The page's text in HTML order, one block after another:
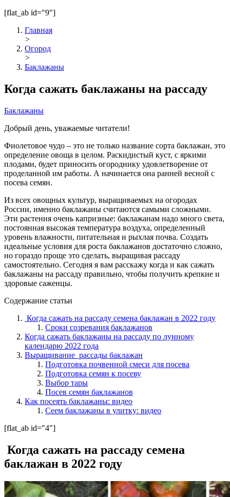
[flat_ab id="9"]
Главная
>
Огород
>
Баклажаны
Когда сажать баклажаны на рассаду
Баклажаны
Добрый день, уважаемые читатели!
Фиолетовое чудо – это не только название сорта баклажан, это
определение овоща в целом. Раскидистый куст, с яркими
плодами, будет приносить огороднику удовлетворение от
проделанной им работы. А начинается она ранней весной с
посева семян.
Из всех овощных культур, выращиваемых на огородах
России, именно баклажаны считаются самыми сложными.
Эти растения очень капризные: баклажанам надо много света,
постоянная высокая температура воздуха, определенный
уровень влажности, питательная и рыхлая почва. Создать
идеальные условия для роста баклажанов достаточно сложно,
но гораздо проще это сделать, выращивая рассаду
самостоятельно. Сегодня я вам расскажу когда и как сажать
баклажаны на рассаду правильно, чтобы получить крепкие и
здоровые саженцы.
Содержание статьи
Когда сажать на рассаду семена баклажан в 2022 году
Сроки созревания баклажанов
Когда сажать баклажаны на рассаду по лунному
календарю 2022 года
Выращивание рассады баклажан
Подготовка почвенной смеси для посева
Подготовка семян к посеву
Выбор тары
Посев семян баклажанов
Как посеять баклажаны: видео
Сеем баклажаны в улитку: видео
[flat_ab id="4"]
Когда сажать на рассаду семена
баклажан в 2022 году